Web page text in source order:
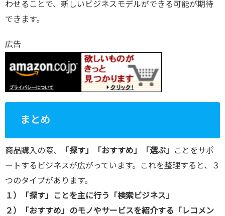
わせることで、新しいビジネスモデルができる可能が期待
できます。
広告
まとめ
商品購入の際、 「探す」「おすすめ」「選ぶ」
ことをサポ
ートするビジネスが広がっています。これを整理すると、３
つのタイプがあります。
１）「探す」ことを主に行う「検索ビジネス」
２）「おすすめ」のモノやサービスを紹介する「レコメン